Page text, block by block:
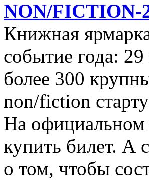
NON/FICTION-
Книжная
событие года:
более 300
non/fiction
На официальном
купить билет. А
о том, чтобы